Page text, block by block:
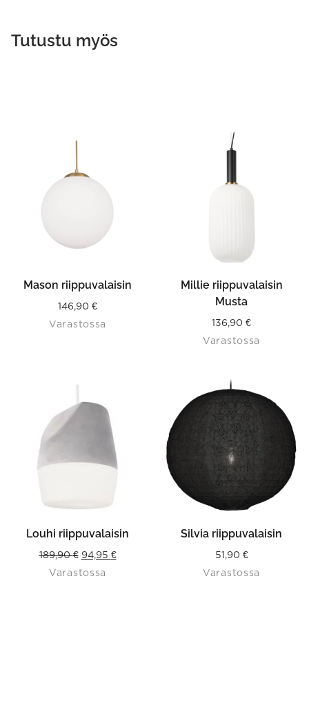
Tutustu myös
Mason riippuvalaisin
146,90 €
Varastossa
Millie riippuvalaisin
Musta
136,90 €
Varastossa
Louhi riippuvalaisin
189,90€ Original
price
94,95 €Current
Varastossa
Silvia riippuvalaisin
51,90 €
Varastossa